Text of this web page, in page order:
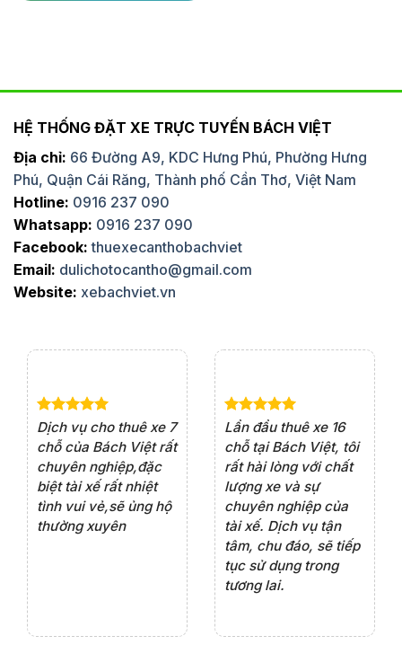
HỆ THỐNG ĐẶT XE TRỰC TUYẾN BÁCH VIỆT
Địa chỉ: 66 Đường A9, KDC Hưng Phú, Phường Hưng
Phú, Quận Cái Răng, Thành phố Cần Thơ, Việt Nam
Hotline: 0916 237 090
Whatsapp: 0916 237 090
Facebook: thuexecanthobachviet
Email: dulichotocantho@gmail.com
Website: xebachviet.vn
Dịch vụ cho thuê xe 7
chỗ của Bách Việt rất
chuyên nghiệp,đặc
biệt tài xế rất nhiệt
tình vui vẻ,sẽ ủng hộ
thường xuyên
Lần đầu thuê xe 16
chỗ tại Bách Việt, tôi
rất hài lòng với chất
lượng xe và sự
chuyên nghiệp của
tài xế. Dịch vụ tận
tâm, chu đáo, sẽ tiếp
tục sử dụng trong
tương lai.